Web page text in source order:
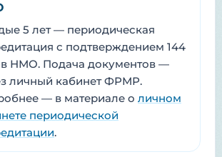
5 лет — периодическая
с подтверждением 144
НМО. Подача документов —
личный кабинет ФРМР.
— в материале о личном
периодической
.